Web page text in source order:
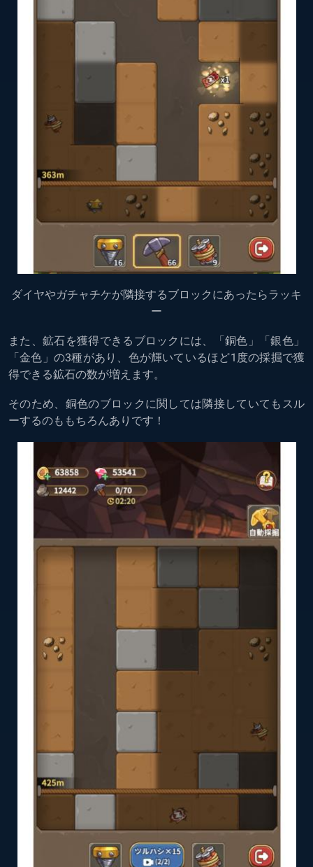
ダイヤやガチャチケが隣接するブロックにあったらラッキ
ー
また、鉱石を獲得できるブロックには、「銅色」「銀色」
「金色」の3種があり、色が輝いているほど1度の採掘で獲
得できる鉱石の数が増えます。
そのため、銅色のブロックに関しては隣接していてもスル
ーするのももちろんありです！